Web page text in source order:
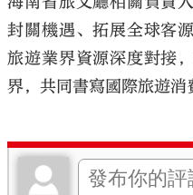
封關機遇、拓展全球客
旅遊業界資源深度對接
界，共同書寫國際旅遊消